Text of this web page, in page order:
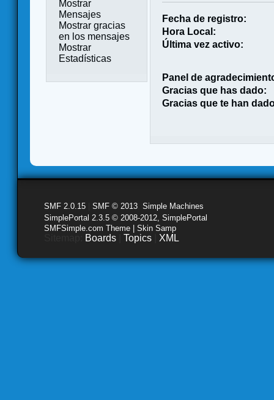
Mostrar
Mensajes
Mostrar gracias
en los mensajes
Mostrar
Estadísticas
Fecha de registro:
Hora Local:
Última vez activo:
Panel de
Gracias que has dado:
Gracias que te han
SMF 2.0.15 SMF © 2013 Simple Machines
SimplePortal 2.3.5 © 2008-2012, SimplePortal
SMFSimple.com Theme | Skin Samp
Boards Topics XML